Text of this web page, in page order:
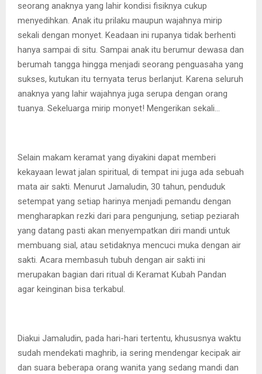
seorang anaknya yang lahir kondisi fisiknya cukup
menyedihkan. Anak itu prilaku maupun wajahnya mirip
sekali dengan monyet. Keadaan ini rupanya tidak berhenti
hanya sampai di situ. Sampai anak itu berumur dewasa dan
berumah tangga hingga menjadi seorang penguasaha yang
sukses, kutukan itu ternyata terus berlanjut. Karena seluruh
anaknya yang lahir wajahnya juga serupa dengan orang
tuanya. Sekeluarga mirip monyet! Mengerikan sekali…
Selain makam keramat yang diyakini dapat memberi
kekayaan lewat jalan spiritual, di tempat ini juga ada sebuah
mata air sakti. Menurut Jamaludin, 30 tahun, penduduk
setempat yang setiap harinya menjadi pemandu dengan
mengharapkan rezki dari para pengunjung, setiap peziarah
yang datang pasti akan menyempatkan diri mandi untuk
membuang sial, atau setidaknya mencuci muka dengan air
sakti. Acara membasuh tubuh dengan air sakti ini
merupakan bagian dari ritual di Keramat Kubah Pandan
agar keinginan bisa terkabul.
Diakui Jamaludin, pada hari-hari tertentu, khususnya waktu
sudah mendekati maghrib, ia sering mendengar kecipak air
dan suara beberapa orang wanita yang sedang mandi dan